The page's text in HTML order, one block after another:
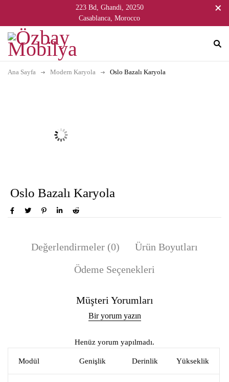
223 Bd, Ghandi, 20250
Casablanca, Morocco
Ana Sayfa Modern Karyola Oslo Bazalı Karyola
Oslo Bazalı Karyola
Değerlendirmeler (0)
Ürün Boyutları
Ödeme Seçenekleri
Müşteri Yorumları
Bir yorum yazın
Henüz yorum yapılmadı.
Modül Genişlik Derinlik Yükseklik